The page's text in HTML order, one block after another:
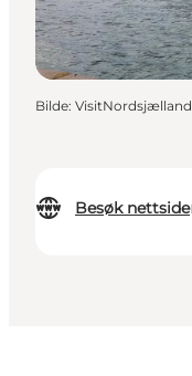
Besøk nettside
Bilde: VisitNordsjælland